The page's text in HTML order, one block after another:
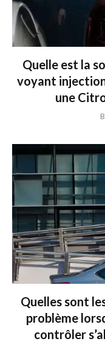
Quelle est la
voyant
une
Quelles sont
problème
contrôler